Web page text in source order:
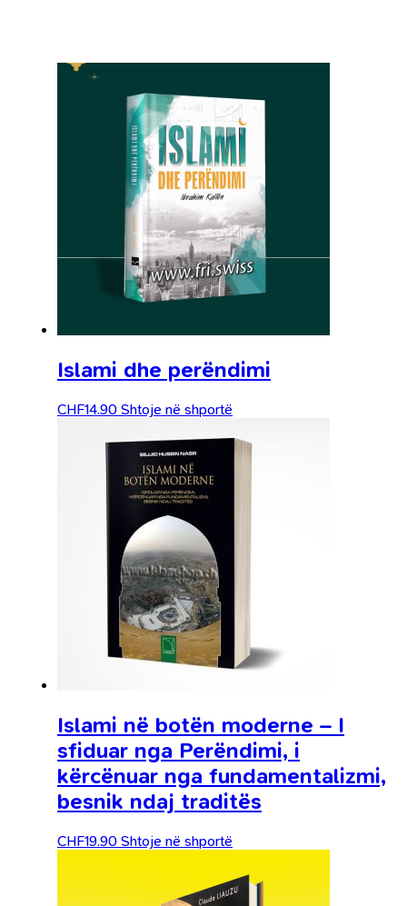
Islami dhe perëndimi
CHF14.90 Shtoje në shportë
Islami në botën moderne – I
sfiduar nga Perëndimi, i
kërcënuar nga fundamentalizmi,
besnik ndaj traditës
CHF19.90 Shtoje në shportë